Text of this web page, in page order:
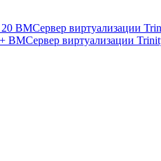
Сервер виртуализации
Сервер виртуализации